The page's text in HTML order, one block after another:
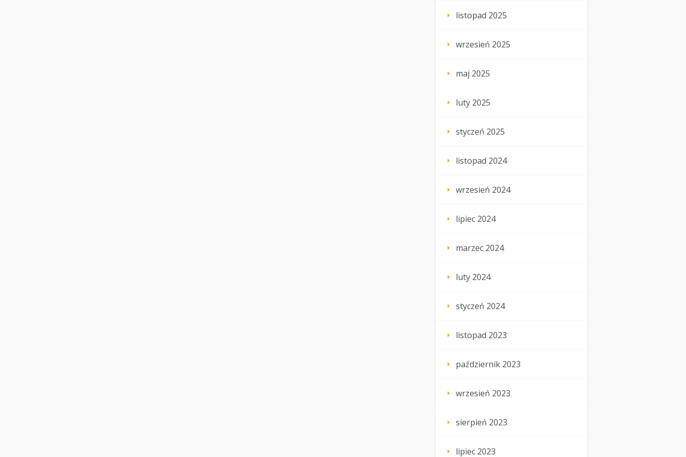
listopad 2025
wrzesień 2025
maj 2025
luty 2025
styczeń 2025
listopad 2024
wrzesień 2024
lipiec 2024
marzec 2024
luty 2024
styczeń 2024
listopad 2023
październik 2023
wrzesień 2023
sierpień 2023
lipiec 2023